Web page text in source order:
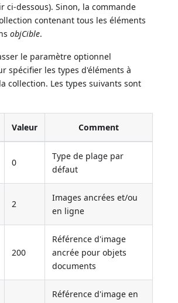
ci-dessous). Sinon, la commande
contenant tous les éléments
objCible.
le paramètre optionnel
spécifier les types d'éléments à
collection. Les types suivants sont
Valeur Comment
0
Type de plage par
défaut
2
Images ancrées et/ou
en ligne
200
Référence d'image
ancrée pour objets
documents
Référence d'image en